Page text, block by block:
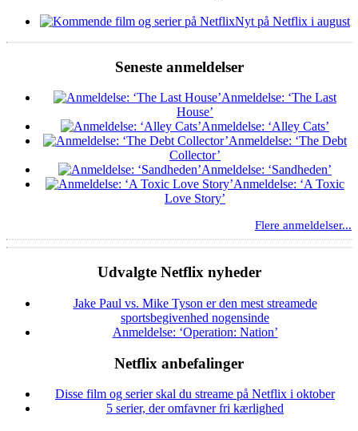
Nyt på Netflix i august
Seneste anmeldelser
Anmeldelse: ‘The Last
House’
Anmeldelse: ‘Alley Cats’
Anmeldelse: ‘The Debt
Collector’
Anmeldelse: ‘Sandheden’
Anmeldelse: ‘A Toxic
Love Story’
Flere anmeldelser...
Udvalgte Netflix nyheder
Jake Paul vs. Mike Tyson er den mest streamede
sportsbegivenhed nogensinde
Anmeldelse: ‘Operation: Nation’
Netflix anbefalinger
Disse film og serier skal du streame på Netflix i oktober
5 serier, der omfavner fri kærlighed